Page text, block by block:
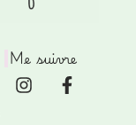
Me suivre